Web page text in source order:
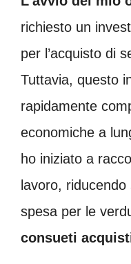
richiesto un
per l’acquisto di
Tuttavia, questo
rapidamente
economiche a
ho iniziato a
lavoro,
spesa per le
consueti